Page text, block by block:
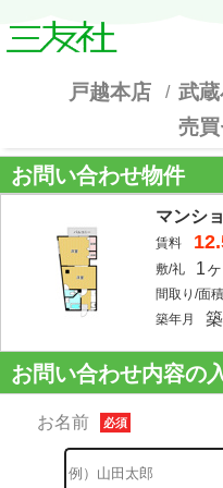
戸越本店 武
売
お問い合わせ物件
マンシ
賃料
敷/礼 1
間取り/面積
築年月
お問い合わせ内容の
お名前 必須